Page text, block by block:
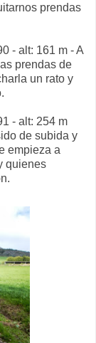
prendas
- alt: 161 m - A
prendas de
un rato y
- alt: 254 m
de subida y
empieza a
quienes